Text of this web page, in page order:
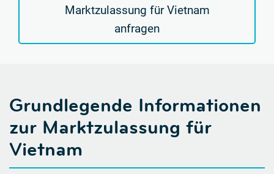
Marktzulassung für Vietnam
anfragen
Grundlegende Informationen
zur Marktzulassung für
Vietnam